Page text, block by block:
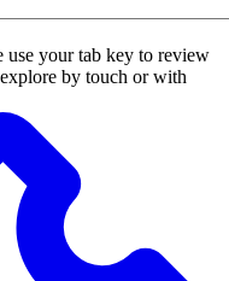
use your tab key to review
by touch or with